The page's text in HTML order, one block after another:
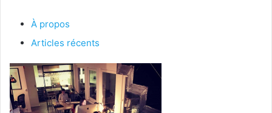
À propos
Articles récents